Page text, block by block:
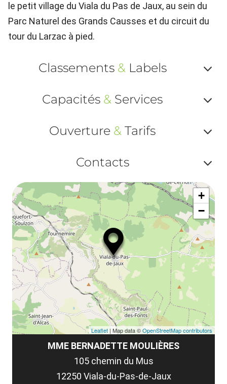
le petit village du Viala du Pas de Jaux, au sein du
Parc Naturel des Grands Causses et du circuit du
tour du Larzac à pied.
Classements &Labels
ou
Capacités & Services
ou
Ouverture & Tarifs
ou
et
Contacts
ou
MME BERNADETTE MOULIÈRES
105 chemin du Mus
12250 Viala-du-Pas-de-Jaux
+
−
Leaflet| Map data ©OpenStreetMap contributors